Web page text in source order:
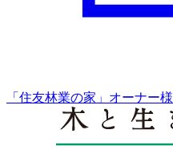
「住友林業の家」オーナー